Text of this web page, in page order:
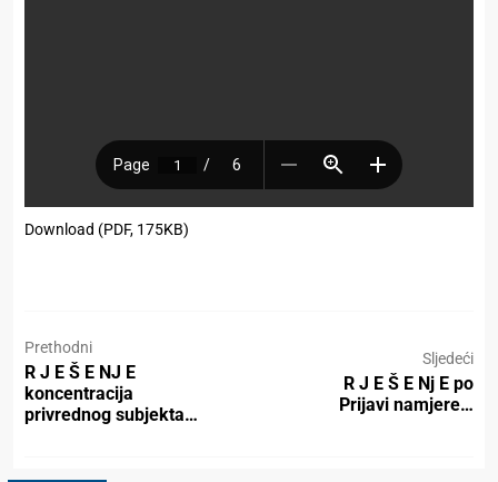
Download (PDF, 175KB)
Prethodni
R J E Š E NJ E
koncentracija
privrednog subjekta…
Sljedeći
R J E Š E Nj E po
Prijavi namjere…